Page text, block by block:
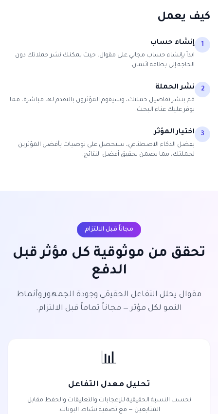
كيف يعمل
1 إنشاء حساب
ابدأ بإنشاء حساب مجاني على مقوال، حيث يمكنك نشر حملاتك دون
الحاجة إلى بطاقة ائتمان.
2 نشر الحملة
قم بنشر تفاصيل حملتك، وسيقوم المؤثرون بالتقدم لها مباشرة، مما
يوفر عليك عناء البحث.
3 اختيار المؤثر
بفضل الذكاء الاصطناعي، ستحصل على توصيات بأفضل المؤثرين
لحملتك، مما يضمن تحقيق أفضل النتائج.
مجاناً قبل الالتزام
تحقق من موثوقية كل مؤثر قبل
الدفع
مقوال يحلل التفاعل الحقيقي وجودة الجمهور وأنماط
النمو لكل مؤثر — مجاناً تماماً قبل الالتزام.
📊
تحليل معدل التفاعل
نحسب النسبة الحقيقية للإعجابات والتعليقات والحفظ مقابل
المتابعين — مع تصفية نشاط البوتات.